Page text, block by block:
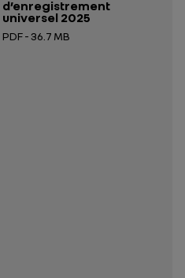
onglet
d’enregistrement
universel 2025
PDF - 36.7 MB